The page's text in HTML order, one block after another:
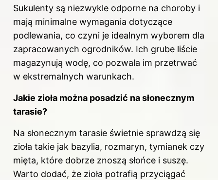
Sukulenty są niezwykle odporne na choroby i
mają minimalne wymagania dotyczące
podlewania, co czyni je idealnym wyborem dla
zapracowanych ogrodników. Ich grube liście
magazynują wodę, co pozwala im przetrwać
w ekstremalnych warunkach.
Jakie zioła można posadzić na słonecznym
tarasie?
Na słonecznym tarasie świetnie sprawdzą się
zioła takie jak bazylia, rozmaryn, tymianek czy
mięta, które dobrze znoszą słońce i suszę.
Warto dodać, że zioła potrafią przyciągać